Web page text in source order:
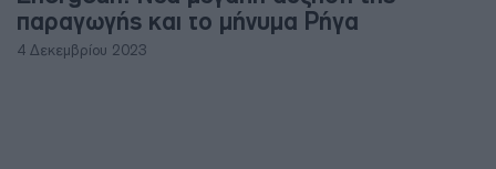
παραγωγής και το μήνυμα Ρήγα
4 Δεκεμβρίου 2023